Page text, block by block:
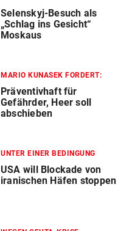
Selenskyj-Besuch als
„Schlag ins Gesicht“
Moskaus
MARIO KUNASEK FORDERT:
Präventivhaft für
Gefährder, Heer soll
abschieben
UNTER EINER BEDINGUNG
USA will Blockade von
iranischen Häfen stoppen